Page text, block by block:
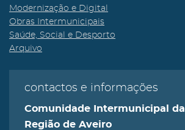
Modernização e Digital
Obras Intermunicipais
Saúde, Social e Desporto
Arquivo
contactos e informações
Comunidade Intermunicipal da
Região de Aveiro